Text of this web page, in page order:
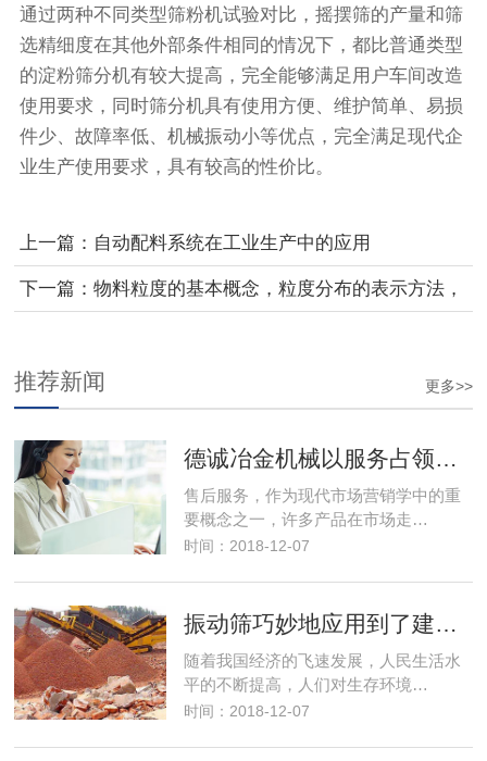
通过两种不同类型筛粉机试验对比，摇摆筛的产量和筛
选精细度在其他外部条件相同的情况下，都比普通类型
的淀粉筛分机有较大提高，完全能够满足用户车间改造
使用要求，同时筛分机具有使用方便、维护简单、易损
件少、故障率低、机械振动小等优点，完全满足现代企
业生产使用要求，具有较高的性价比。
上一篇：自动配料系统在工业生产中的应用
下一篇：物料粒度的基本概念，粒度分布的表示方法，
更多>>
推荐新闻
售后服务，作为现代市场营销学中的重
要概念之一，许多产品在市场走…
时间：2018-12-07
随着我国经济的飞速发展，人民生活水
平的不断提高，人们对生存环境…
时间：2018-12-07